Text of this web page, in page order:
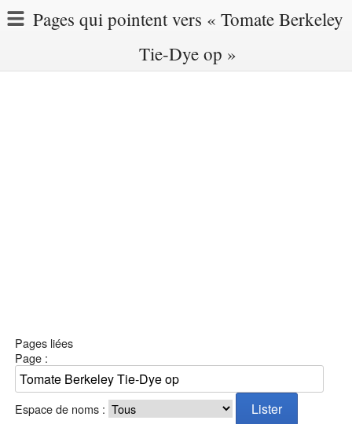
Pages qui pointent vers « Tomate Berkeley
Tie-Dye op »
Pages liées
Page :
Espace de noms :